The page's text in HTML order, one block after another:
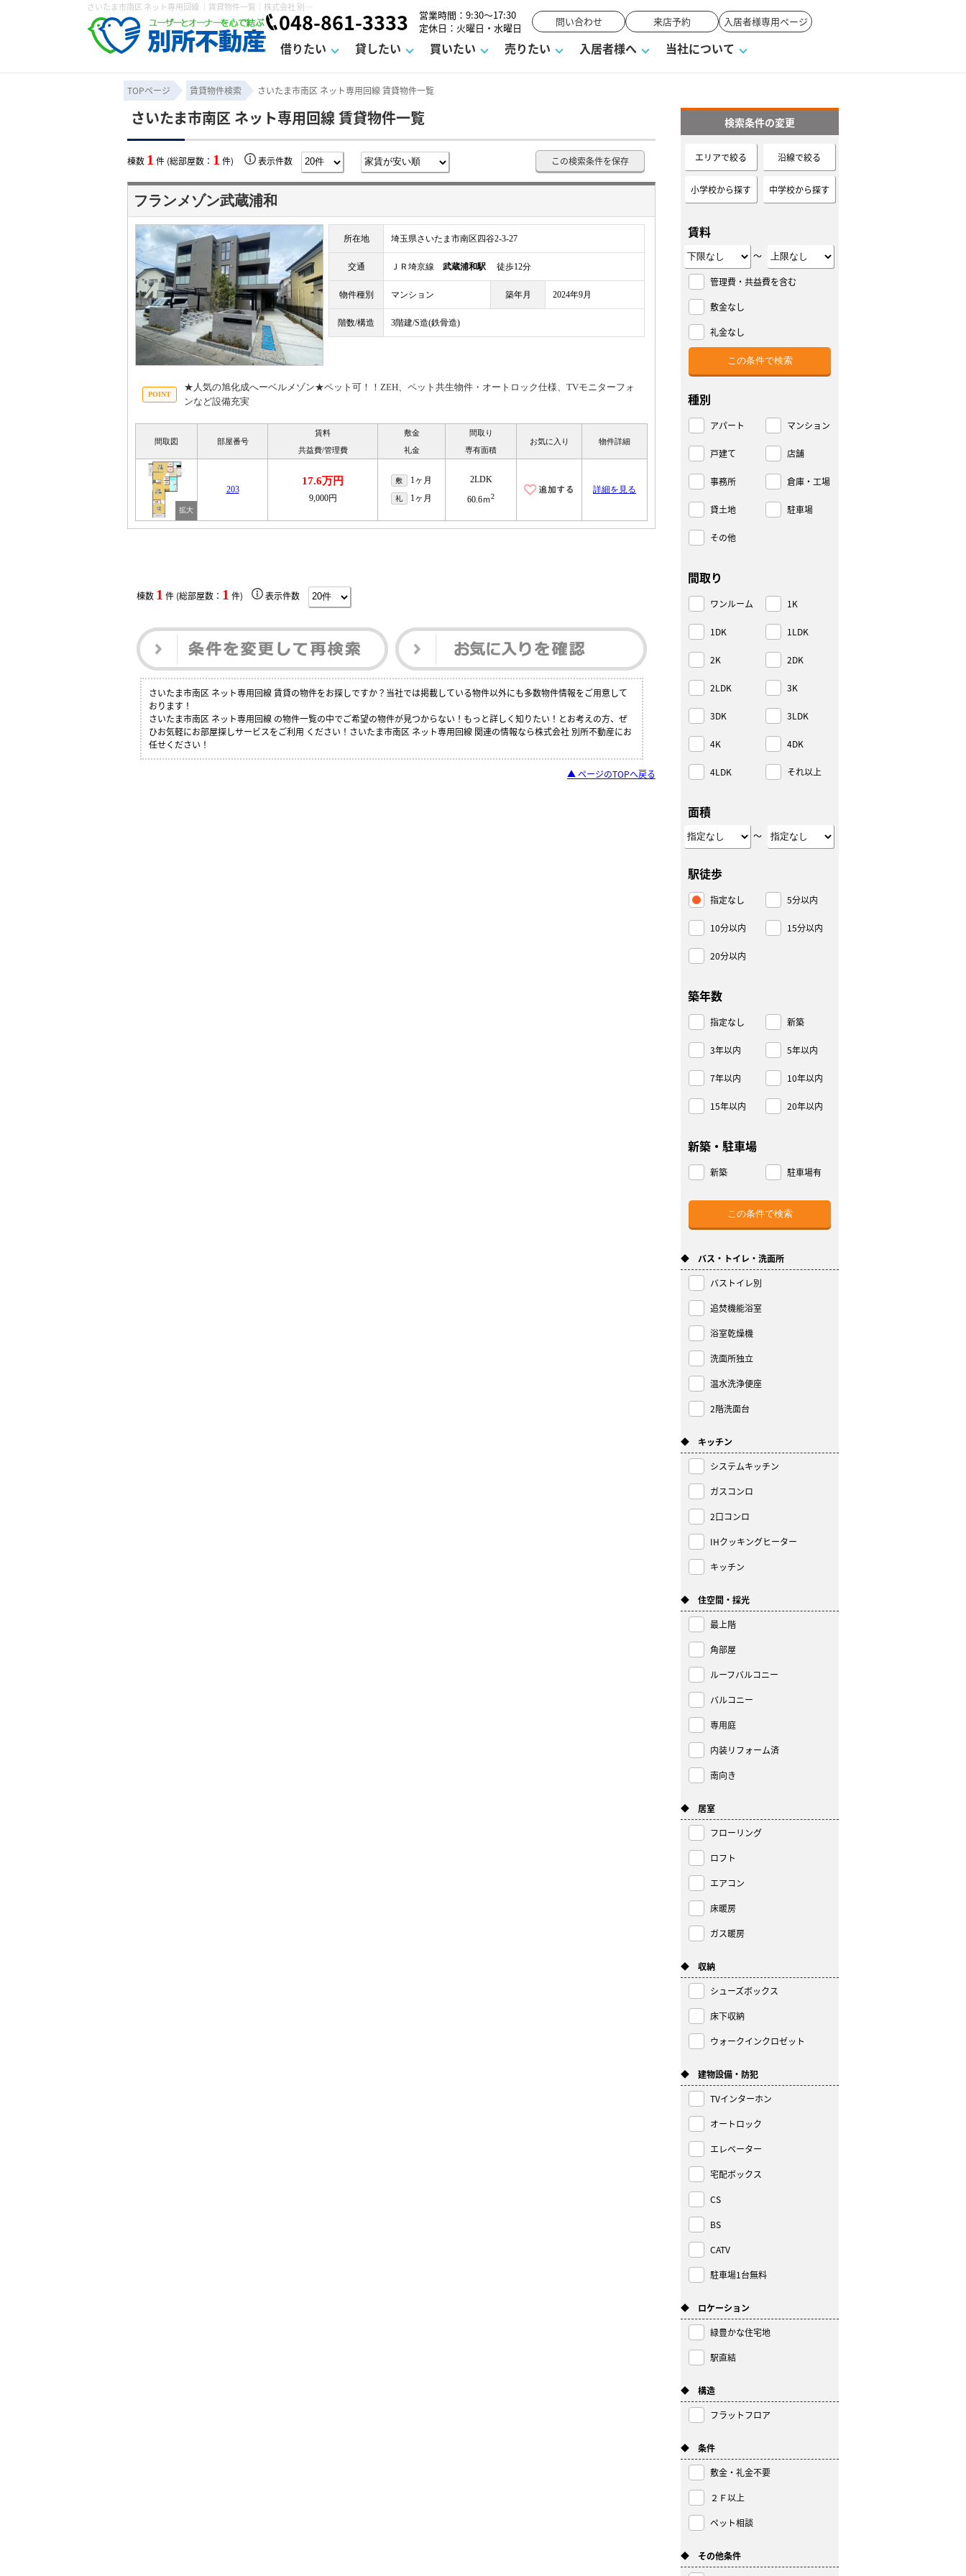
さいたま市南区 ネット専用回線 ｜賃貸物件一覧｜株式会社 別所不動産
048-861-3333
営業時間：9:30～17:30
定休日：火曜日・水曜日
問い合わせ 来店予約 入居者様専用ページ
借りたい
条件から探す 学区から探す 町名から探す 駐車場を探す お気に入り一覧 物件閲覧履歴
保存した検索条件 賃貸契約までの流れ よくある質問 不動産用語・賃貸用語集
貸したい
賃貸管理について 賃貸経営塾 賃貸Q&A 空室対策 業界ニュース
オーナー座談会 賃貸法律相談室
買いたい
売買物件一覧 購入時の諸費用 購入までの流れ よくある質問 マンションVS戸建て 賃貸vs持ち家
売りたい
不動産売却について 住み替え 借地底地 相続 仲介手数料について
媒介契約の種類 諸費用 仲介と買取の違い 必要な書類 売却の流れ 高く売るポイント
よくある質問
入居者様へ
入居者様専用ページ 退去申請フォーム 駐車場解約フォーム
当社について
会社概要 スタッフ紹介 お知らせ お客様の声 街紹介 お問い合わせ 来店予約
個人情報の取り扱い カスタマーハラスメントに対する基本方針
TOPページ 賃貸物件検索 さいたま市南区 ネット専用回線 賃貸物件一覧
さいたま市南区 ネット専用回線 賃貸物件一覧
棟数 1 件 (総部屋数： 1 件) 表示件数 この検索条件を保存
フランメゾン武蔵浦和
所在地 埼玉県さいたま市南区四谷2-3-27
交通 ＪＲ埼京線 武蔵浦和駅 徒歩12分
物件種別 マンション 築年月 2024年9月
階数/構造 3階建/S造(鉄骨造)
★人気の旭化成へーベルメゾン★ペット可！！ZEH、ペット共生物件・オートロック仕様、TVモニターフォ
ンなど設備充実
間取図 部屋番号
賃料
共益費/管理費
敷金
礼金
間取り
専有面積
お気に入り 物件詳細
203
17.6万円
9,000円
敷 1ヶ月
礼 1ヶ月
2LDK
60.6ｍ2
詳細を見る
棟数 1 件 (総部屋数： 1 件) 表示件数
さいたま市南区 ネット専用回線 賃貸の物件をお探しですか？当社では掲載している物件以外にも多数物件情報をご用意して
おります！
さいたま市南区 ネット専用回線 の物件一覧の中でご希望の物件が見つからない！もっと詳しく知りたい！とお考えの方、ぜ
ひお気軽にお部屋探しサービスをご利用 ください！さいたま市南区 ネット専用回線 関連の情報なら株式会社 別所不動産にお
任せください！
▲ ページのTOPへ戻る
検索条件の変更
エリアで絞る 沿線で絞る
小学校から探す 中学校から探す
賃料
～
管理費・共益費を含む
敷金なし
礼金なし
種別
アパート マンション
戸建て 店舗
事務所 倉庫・工場
貸土地 駐車場
その他
間取り
ワンルーム 1K
1DK 1LDK
2K 2DK
2LDK 3K
3DK 3LDK
4K 4DK
4LDK それ以上
面積
～
駅徒歩
指定なし 5分以内
10分以内 15分以内
20分以内
築年数
指定なし 新築
3年以内 5年以内
7年以内 10年以内
15年以内 20年以内
新築・駐車場
新築 駐車場有
◆ バス・トイレ・洗面所
バストイレ別
追焚機能浴室
浴室乾燥機
洗面所独立
温水洗浄便座
2階洗面台
◆ キッチン
システムキッチン
ガスコンロ
2口コンロ
IHクッキングヒーター
キッチン
◆ 住空間・採光
最上階
角部屋
ルーフバルコニー
バルコニー
専用庭
内装リフォーム済
南向き
◆ 居室
フローリング
ロフト
エアコン
床暖房
ガス暖房
◆ 収納
シューズボックス
床下収納
ウォークインクロゼット
◆ 建物設備・防犯
TVインターホン
オートロック
エレベーター
宅配ボックス
CS
BS
CATV
駐車場1台無料
◆ ロケーション
緑豊かな住宅地
駅直結
◆ 構造
フラットフロア
◆ 条件
敷金・礼金不要
２Ｆ以上
ペット相談
◆ その他条件